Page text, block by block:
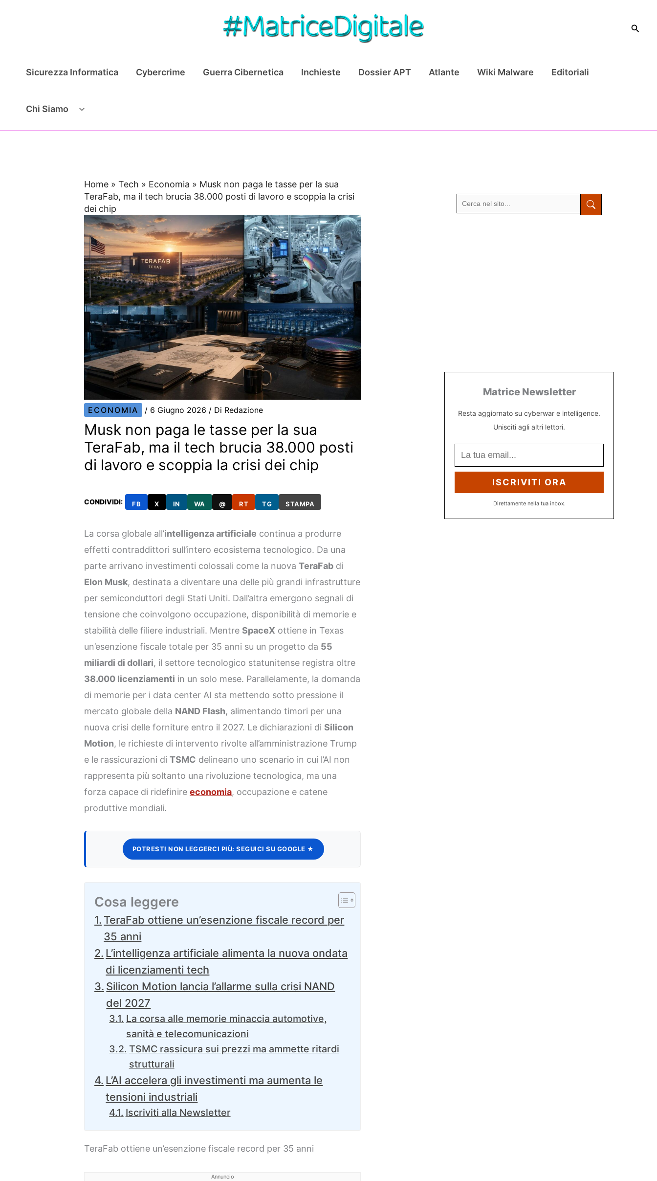
Cerca
Sicurezza Informatica Cybercrime Guerra Cibernetica Inchieste Dossier APT Atlante Wiki Malware Editoriali
Chi Siamo
Home »Tech » Economia » Musk non paga le tasse per la sua
TeraFab, ma il tech brucia 38.000 posti di lavoro e scoppia la crisi
dei chip
ECONOMIA / 6 Giugno 2026 / Di Redazione
Musk non paga le tasse per la sua
TeraFab, ma il tech brucia 38.000 posti
di lavoro e scoppia la crisi dei chip
CONDIVIDI: FB X IN WA @ RT TG STAMPA
La corsa globale all’intelligenza artificiale continua a produrre
effetti contraddittori sull’intero ecosistema tecnologico. Da una
parte arrivano investimenti colossali come la nuovaTeraFab di
Elon Musk, destinata a diventare una delle più grandi infrastrutture
per semiconduttori degli Stati Uniti. Dall’altra emergono segnali di
tensione che coinvolgono occupazione, disponibilità di memorie e
stabilità delle filiere industriali. Mentre SpaceX ottiene in Texas
un’esenzione fiscale totale per 35 anni su un progetto da 55
miliardi di dollari, il settore tecnologico statunitense registra oltre
38.000 licenziamenti in un solo mese. Parallelamente, la domanda
di memorie per i data center AI sta mettendo sotto pressione il
mercato globale della NAND Flash, alimentando timori per una
nuova crisi delle forniture entro il 2027. Le dichiarazioni di Silicon
Motion, le richieste di intervento rivolte all’amministrazione Trump
e le rassicurazioni diTSMC delineano uno scenario in cui l’AI non
rappresenta più soltanto una rivoluzione tecnologica, ma una
forza capace di ridefinireeconomia, occupazione e catene
produttive mondiali.
POTRESTI NON LEGGERCI PIÙ: SEGUICI SU GOOGLE ★
Cosa leggere
TeraFab ottiene un’esenzione fiscale record per
35 anni
L’intelligenza artificiale alimenta la nuova ondata
di licenziamenti tech
Silicon Motion lancia l’allarme sulla crisi NAND
del 2027
La corsa alle memorie minaccia automotive,
sanità e telecomunicazioni
TSMC rassicura sui prezzi ma ammette ritardi
strutturali
L’AI accelera gli investimenti ma aumenta le
tensioni industriali
Iscriviti alla Newsletter
TeraFab ottiene un’esenzione fiscale record per 35 anni
Annuncio
Matrice Newsletter
Resta aggiornato su cyberwar e intelligence.
Unisciti agli altri lettori.
ISCRIVITI ORA
Direttamente nella tua inbox.